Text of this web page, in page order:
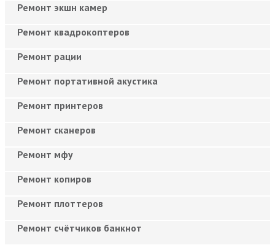
Ремонт экшн камер
Ремонт квадрокоптеров
Ремонт рации
Ремонт портативной акустика
Ремонт принтеров
Ремонт сканеров
Ремонт мфу
Ремонт копиров
Ремонт плоттеров
Ремонт счётчиков банкнот